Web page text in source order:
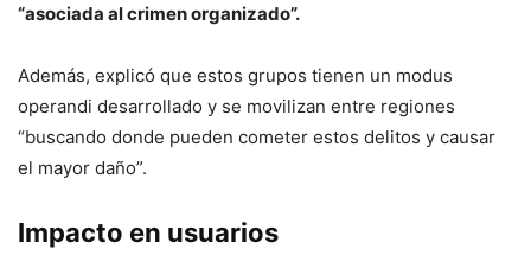
“asociada al crimen organizado”.
Además, explicó que estos grupos tienen un modus
operandi desarrollado y se movilizan entre regiones
“buscando donde pueden cometer estos delitos y causar
el mayor daño”.
Impacto en usuarios